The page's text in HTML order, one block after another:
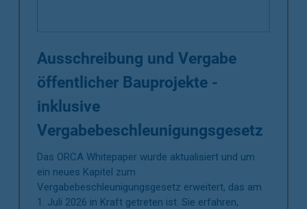
Ausschreibung und Vergabe
öffentlicher Bauprojekte -
inklusive
Vergabebeschleunigungsgesetz
Das ORCA Whitepaper wurde aktualisiert und um
ein neues Kapitel zum
Vergabebeschleunigungsgesetz erweitert, das am
1. Juli 2026 in Kraft getreten ist. Sie erfahren,